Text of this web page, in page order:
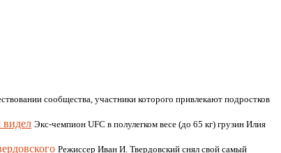
сообщества, участники которого привлекают подростков
видел Экс-чемпион UFC в полулегком весе (до 65 кг) грузин Илия
Режиссер Иван И. Твердовский снял свой самый